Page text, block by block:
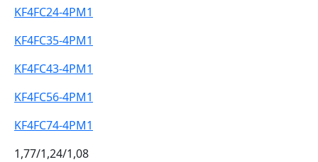
KF4FC24-4PM1
KF4FC35-4PM1
KF4FC43-4PM1
KF4FC56-4PM1
KF4FC74-4PM1
1,77/1,24/1,08